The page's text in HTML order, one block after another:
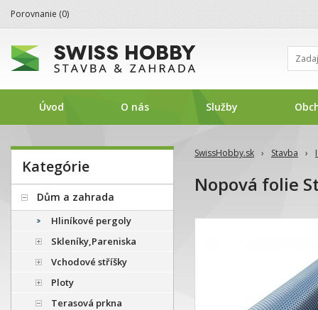
SwissHobby.sk › Stavba ›
Nopová folie
Kategórie
Dům a zahrada
Hliníkové pergoly
Skleníky,Pareniska
Vchodové stříšky
Ploty
Terasová prkna
Porovnanie (0)
Úvod O nás Služby